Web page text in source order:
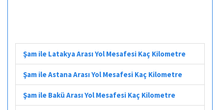
Şam ile Latakya Arası Yol Mesafesi Kaç Kilometre
Şam ile Astana Arası Yol Mesafesi Kaç Kilometre
Şam ile Bakü Arası Yol Mesafesi Kaç Kilometre